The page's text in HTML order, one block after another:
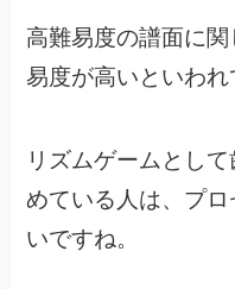
高難易度の譜面に
易度が高いといわれ
リズムゲームとし
めている人は、 プロ
いですね。